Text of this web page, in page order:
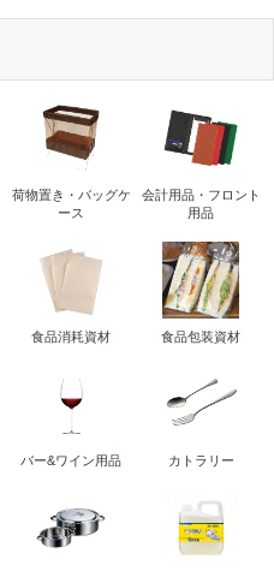
荷物置き・バッグケ
ース
会計用品・フロント
用品
食品消耗資材 食品包装資材
バー&ワイン用品 カトラリー